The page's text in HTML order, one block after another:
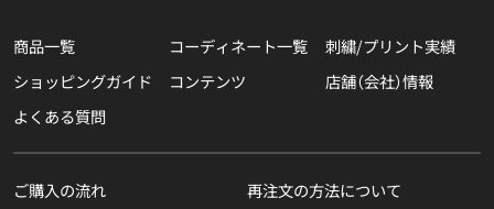
商品一覧 コーディネート一覧
刺繍/プリント実績
ショッピングガイド
コンテンツ
店舗（会社）情報
よくある質問
ご購入の流れ 再注文の方法について